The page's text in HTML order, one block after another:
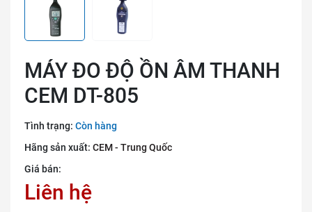
MÁY ĐO ĐỘ ỒN ÂM THANH
CEM DT-805
Tình trạng: Còn hàng
Hãng sản xuất: CEM - Trung Quốc
Giá bán:
Liên hệ